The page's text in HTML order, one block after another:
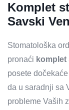
Komplet
Savski
Stomatološka
pronaći
posete
da u saradnji sa
probleme Vaših